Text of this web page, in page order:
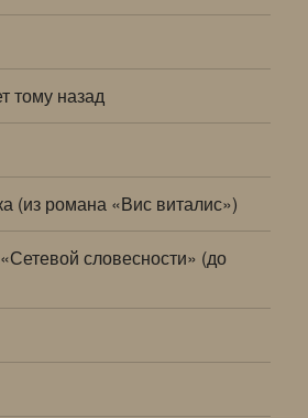
тому назад
(из романа «Вис виталис»)
словесности» (до